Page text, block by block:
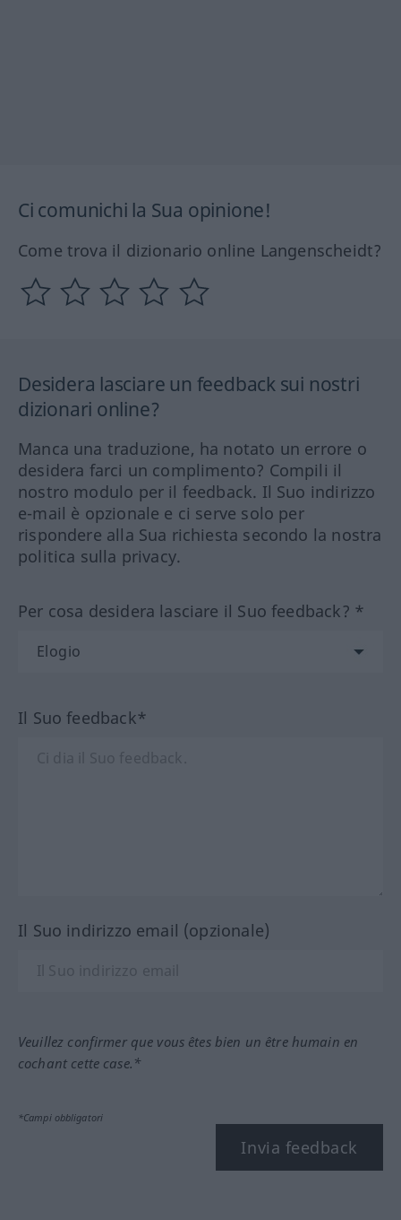
Ci comunichi la Sua opinione!
Come trova il dizionario online Langenscheidt?
Desidera lasciare un feedback sui nostri
dizionari online?
Manca una traduzione, ha notato un errore o
desidera farci un complimento? Compili il
nostro modulo per il feedback. Il Suo indirizzo
e-mail è opzionale e ci serve solo per
rispondere alla Sua richiesta secondo la nostra
politica sulla privacy.
Per cosa desidera lasciare il Suo feedback? *
Il Suo feedback*
Il Suo indirizzo email (opzionale)
Veuillez confirmer que vous êtes bien un être humain en
cochant cette case.*
*Campi obbligatori
Invia feedback